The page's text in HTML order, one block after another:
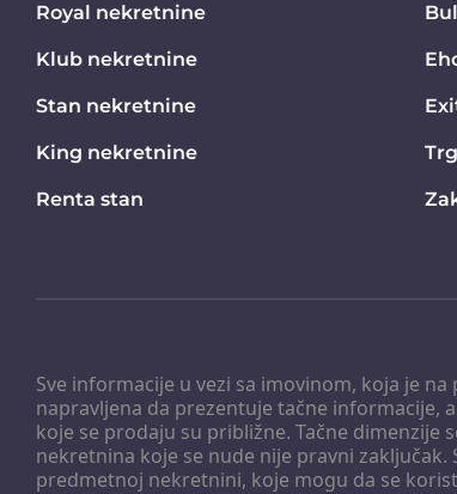
Sve informacije u vezi sa imovinom, koja je
napravljena da prezentuje tačne informacije,
koje se prodaju su približne. Tačne
nekretnina koje se nude nije pravni
predmetnoj nekretnini, koje mogu da se
Royal nekretnine
Klub nekretnine
Stan nekretnine
King nekretnine
Renta stan